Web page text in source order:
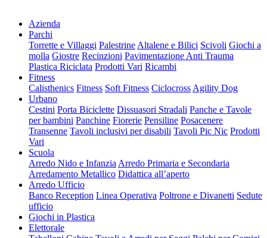
Azienda
Parchi
Torrette e Villaggi Palestrine Altalene e Bilici Scivoli Giochi a
molla Giostre Recinzioni Pavimentazione Anti Trauma
Plastica Riciclata Prodotti Vari Ricambi
Fitness
Calisthenics Fitness Soft Fitness Ciclocross Agility Dog
Urbano
Cestini Porta Biciclette Dissuasori Stradali Panche e Tavole
per bambini Panchine Fiorerie Pensiline Posacenere
Transenne Tavoli inclusivi per disabili Tavoli Pic Nic Prodotti
Vari
Scuola
Arredo Nido e Infanzia Arredo Primaria e Secondaria
Arredamento Metallico Didattica all’aperto
Arredo Ufficio
Banco Reception Linea Operativa Poltrone e Divanetti Sedute
ufficio
Giochi in Plastica
Elettorale